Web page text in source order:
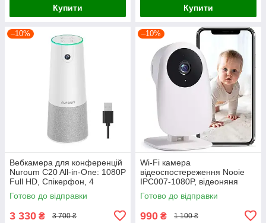
Купити Купити
–10%
Вебкамера для конференцій
Nuroum C20 All-in-One: 1080P
Full HD, Спікерфон, 4
мікрофони, кут 100°
Готово до відправки
3 330 ₴ 3 700 ₴
–10%
Wi-Fi камера
відеоспостереження Nooie
IPC007-1080P, відеоняня
Готово до відправки
990 ₴ 1 100 ₴